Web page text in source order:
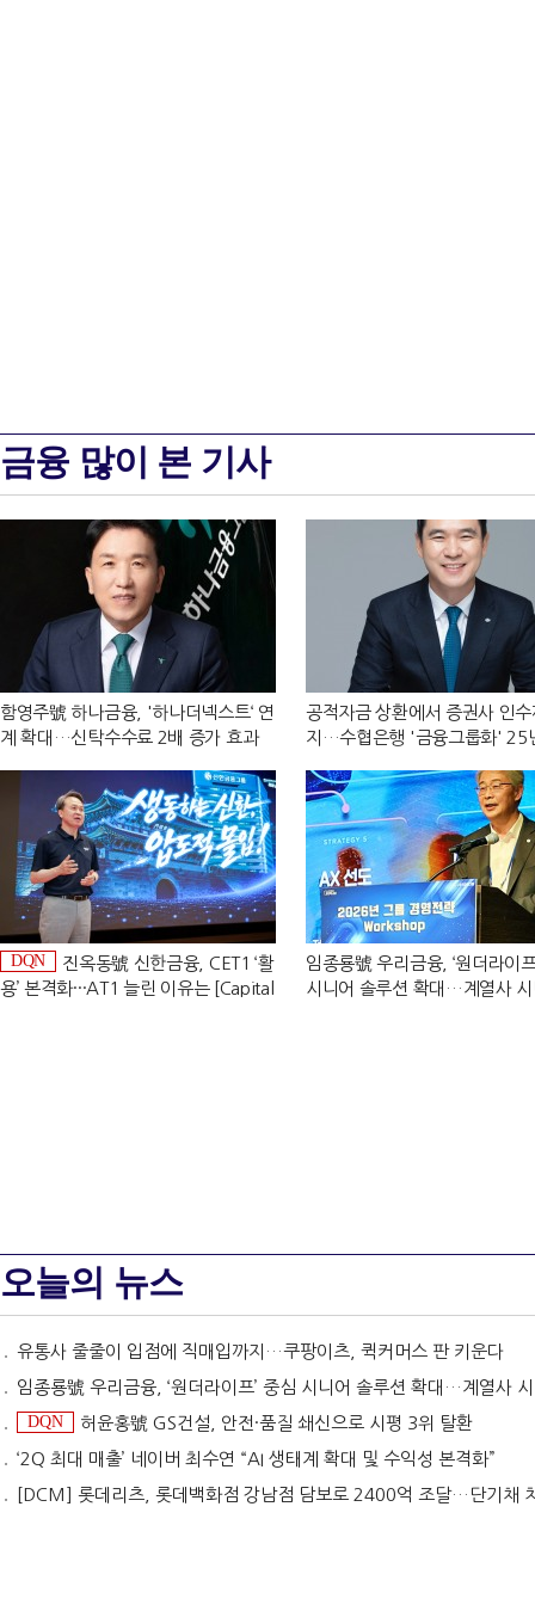
금융 많이 본 기사
함영주號 하나금융, '하나더넥스트‘ 연
계 확대…신탁수수료 2배 증가 효과
공적자금 상환에서 증권사 인수
지…수협은행 '금융그룹화' 25
DQN
진옥동號 신한금융, CET1 ‘활
용’ 본격화···AT1 늘린 이유는 [Capital
임종룡號 우리금융, ‘원더라이
시니어 솔루션 확대…계열사
오늘의 뉴스
유통사 줄줄이 입점에 직매입까지…쿠팡이츠, 퀵커머스 판 키운다
임종룡號 우리금융, ‘원더라이프’ 중심 시니어 솔루션 확대…계열사 시너지 '관건' [금융 시니어 비즈니
DQN
허윤홍號 GS건설, 안전·품질 쇄신으로 시평 3위 탈환
‘2Q 최대 매출’ 네이버 최수연 “AI 생태계 확대 및 수익성 본격화”
[DCM] 롯데리츠, 롯데백화점 강남점 담보로 2400억 조달…단기채